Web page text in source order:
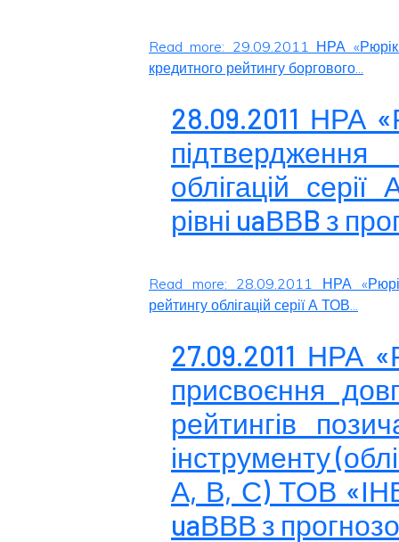
Read more: 29.09.2011 НРА
кредитного рейтингу боргового...
28.09.2011 НРА
підтвердження
облігацій
рівні uaВВB з
Read more: 28.09.2011 НРА
рейтингу облігацій серії А ТОВ...
27.09.2011 НРА
присвоєння
рейтингів
інструменту
А, В, С) ТОВ
uaВВВ з